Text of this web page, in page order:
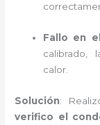
Fallo en
calibrado,
calor.
Solución:
verifico el